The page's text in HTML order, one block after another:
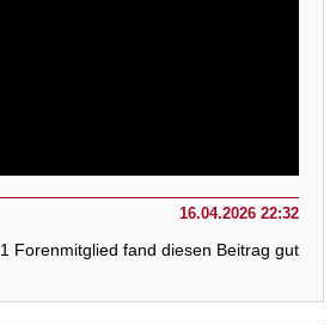
16.04.2026 22:32
1 Forenmitglied fand diesen Beitrag gut